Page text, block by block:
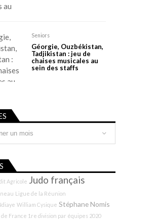
Seniors
Géorgie, Ouzbékistan,
Tadjikistan : jeu de
chaises musicales au
sein des staffs
Agricole Judo français
Ligue de la Réunion
William Cysique Stéphane Nomis
France 1re division par équipes 2020